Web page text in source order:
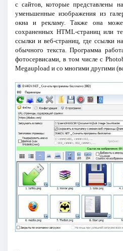
с сайтов, которые представлены
уменьшенные изображения из
окна и рекламу. Также она
сохраненных HTML-страниц или
ссылки и веб-страниц, где ссылки
обычного текста. Программа
фотосервисами, в том числе с
Megaupload и со многими другими